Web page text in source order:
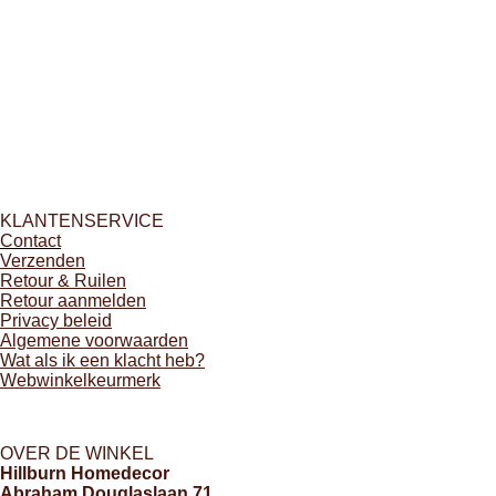
KLANTENSERVICE
Contact
Verzenden
Retour & Ruilen
Retour aanmelden
Privacy beleid
Algemene voorwaarden
Wat als ik een klacht heb?
Webwinkelkeurmerk
OVER DE WINKEL
Hillburn Homedecor